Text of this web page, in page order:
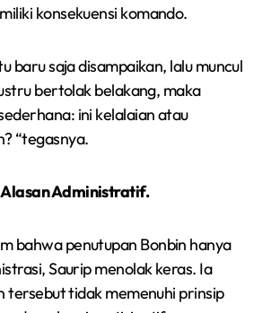
konsekuensi komando.
baru saja disampaikan, lalu muncul
bertolak belakang, maka
ini kelalaian atau
“tegasnya.
Administratif.
bahwa penutupan Bonbin hanya
Saurip menolak keras. Ia
tersebut tidak memenuhi prinsip